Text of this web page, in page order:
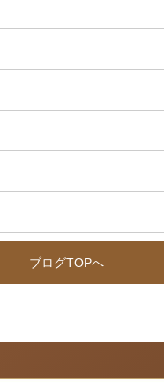
ブログTOPへ